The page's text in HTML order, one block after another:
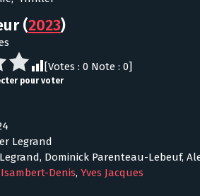
(2023)
[Votes : 0 Note : 0]
pour voter
Legrand
Dominick Parenteau-Lebeuf,
Denis, Yves Jacques